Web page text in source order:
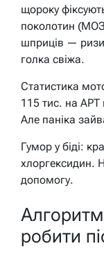
щороку
поколотин (МОЗ
шприців —
голка свіжа.
Статистика
115 тис. на АРТ
Але паніка
Гумор у біді:
хлоргексидин.
допомогу.
робити